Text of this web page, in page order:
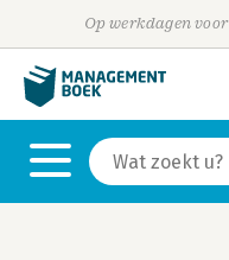
Op werkdagen